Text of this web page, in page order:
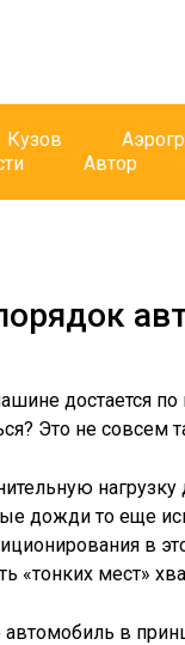
Кузов
Автор
достается
Это не совсем
нагрузку
дожди то еще
в
«тонких мест»
автомобиль в